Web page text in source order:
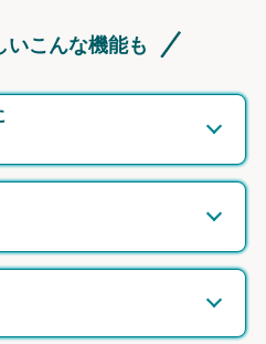
いこんな機能も